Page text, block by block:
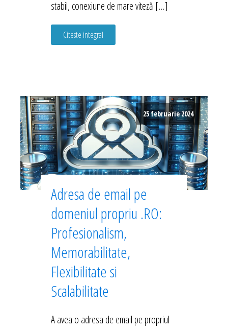
stabil, conexiune de mare viteză […]
Citeste integral
25 februarie 2024
Adresa de email pe
domeniul propriu .RO:
Profesionalism,
Memorabilitate,
Flexibilitate si
Scalabilitate
A avea o adresa de email pe propriul